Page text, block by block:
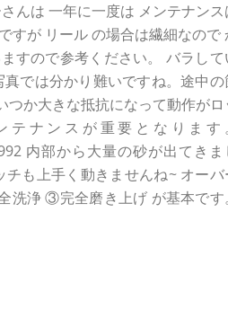
んは 一年に一度は メンテナンス
すが リール の場合は繊細なので
すので参考ください。 バラして
では分かり難いですね。途中の
か大きな抵抗になって動作がロ
ナンスが重要となります。
内部から大量の砂が出てきま
も上手く動きませんね~ オーバ
浄 ③完全磨き上げ が基本です。